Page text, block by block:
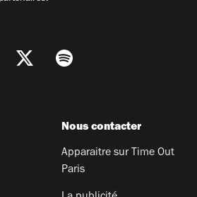
Nous contacter
Apparaitre sur Time Out
Paris